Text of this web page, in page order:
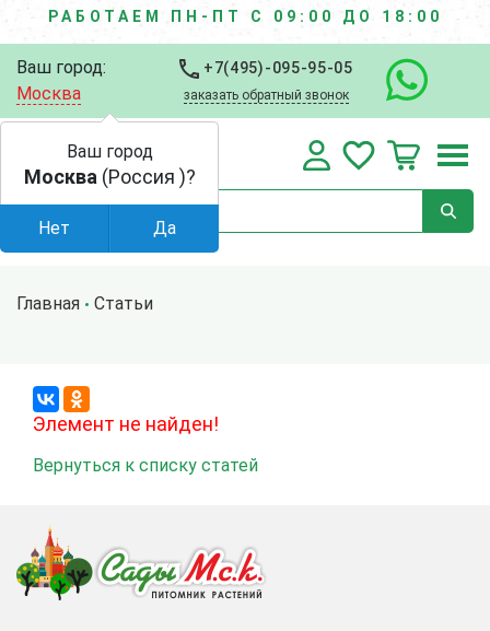
РАБОТАЕМ ПН-ПТ С 09:00 ДО 18:00
Ваш город:
Москва
+7(495)-095-95-05
заказать обратный звонок
Главная Статьи
Элемент не найден!
Вернуться к списку статей
Ваш город
Москва (Россия )?
Нет Да